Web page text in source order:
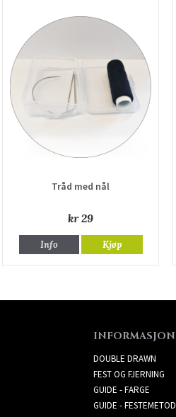
Tråd med nål
kr 29
Info Kjøp
INFORMASJON
DOUBLE DRAWN
FEST OG FJERNING
GUIDE - FARGE
GUIDE - FESTEMETOD